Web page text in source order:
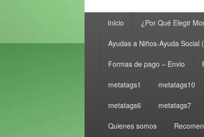
principalInicio ¿Por Qué Elegir
Ayudas a Niños-Ayuda Social
Formas de pago – Envio
metatags1 metatags10
metatags6 metatags7
Quienes somos